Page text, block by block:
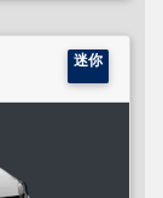
迷你